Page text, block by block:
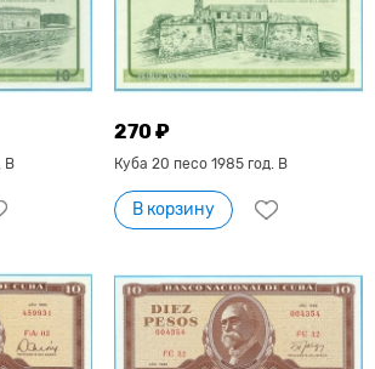
В
270 ₽
Куба 20 песо 1985 год. В
В корзину